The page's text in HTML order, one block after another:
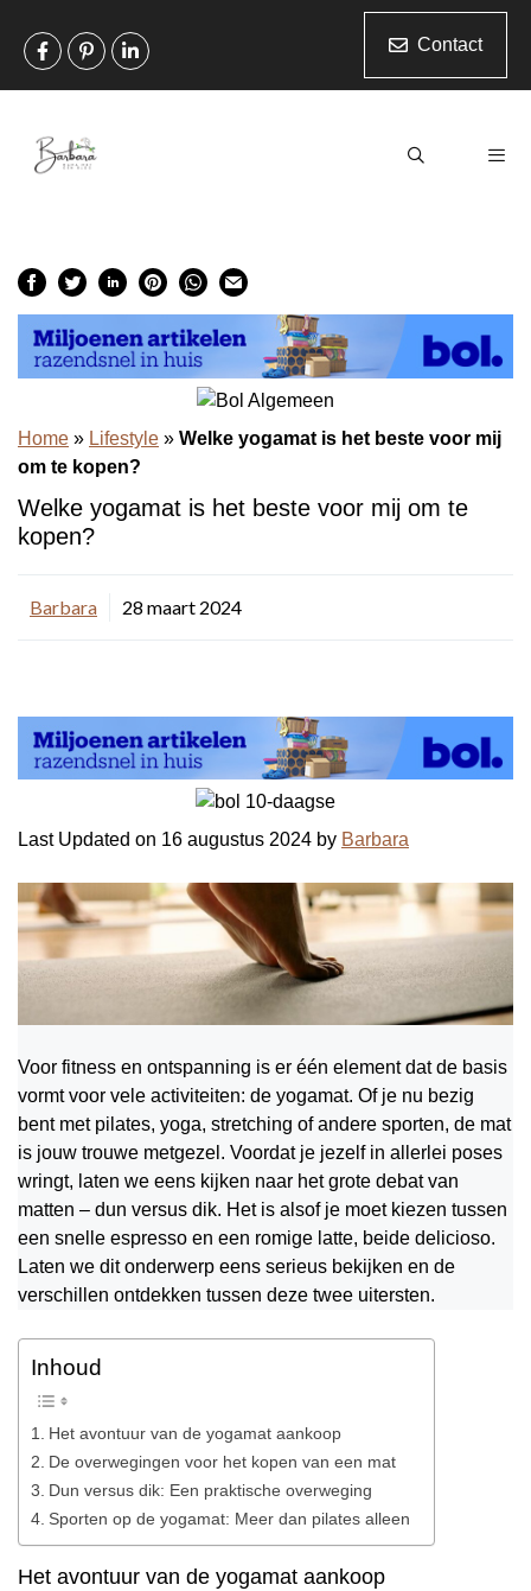
naar
Contact
Home » Lifestyle » Welke yogamat is het beste voor mij
om te kopen?
Welke yogamat is het beste voor mij om te
kopen?
Barbara 28 maart 2024
Last Updated on 16 augustus 2024 by Barbara
Voor fitness en ontspanning is er één element dat de basis
vormt voor vele activiteiten: de yogamat. Of je nu bezig
bent met pilates, yoga, stretching of andere sporten, de mat
is jouw trouwe metgezel. Voordat je jezelf in allerlei poses
wringt, laten we eens kijken naar het grote debat van
matten – dun versus dik. Het is alsof je moet kiezen tussen
een snelle espresso en een romige latte, beide delicioso.
Laten we dit onderwerp eens serieus bekijken en de
verschillen ontdekken tussen deze twee uitersten.
Inhoud
Het avontuur van de yogamat aankoop
De overwegingen voor het kopen van een mat
Dun versus dik: Een praktische overweging
Sporten op de yogamat: Meer dan pilates alleen
Het avontuur van de yogamat aankoop